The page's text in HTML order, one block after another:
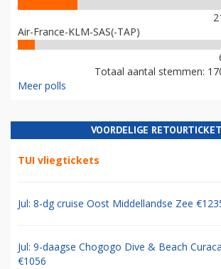
Air-France-KLM-SAS(-TAP)
Totaal aantal stemmen:
Meer polls
VOORDELIGE
TUI vliegtickets
Jul: 8-dg cruise Oost Middellandse Zee
Jul: 9-daagse Chogogo Dive & Beach
€1056